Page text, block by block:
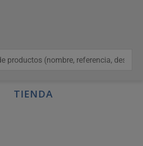
TIENDA